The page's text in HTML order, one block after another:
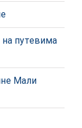
на путевима
Мали